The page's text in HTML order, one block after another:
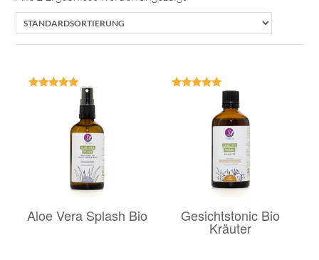
Aloe Vera Splash Bio Gesichtstonic Bio
Kräuter